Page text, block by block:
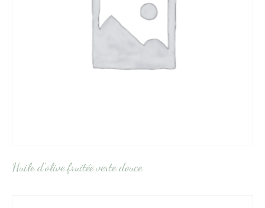
Huile d’olive fruitée verte douce